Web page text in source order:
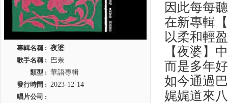
專輯名稱 : 夜婆
歌手名稱 :
巴奈
類型 : 華語專輯
發行時間 : 2023-12-14
唱片公司 :
因此每每
在新專輯
以柔和輕
【夜婆】
而是多年
如今通過
娓娓道來